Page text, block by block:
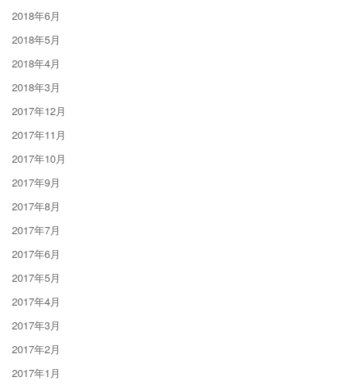
2018年6月
2018年5月
2018年4月
2018年3月
2017年12月
2017年11月
2017年10月
2017年9月
2017年8月
2017年7月
2017年6月
2017年5月
2017年4月
2017年3月
2017年2月
2017年1月